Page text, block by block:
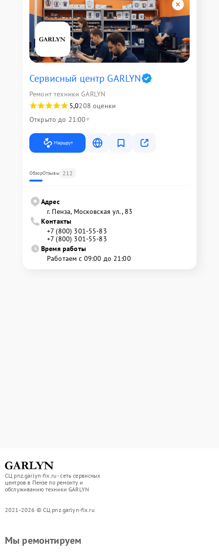
Сервисный центр GARLYN
Ремонт техники GARLYN
5,0208 оценки
Открыто до 21:00
Маршрут
ОбзорОтзывы 212
Адрес
г. Пенза, Московская ул., 83
Контакты
+7 (800) 301-55-83
+7 (800) 301-55-83
Время работы
Работаем с 09:00 до 21:00
СЦ pnz.garlyn-fix.ru - сеть сервисных
центров в Пензе по ремонту и
обслуживанию техники GARLYN
2021-2026 © СЦ pnz.garlyn-fix.ru
Мы ремонтируем